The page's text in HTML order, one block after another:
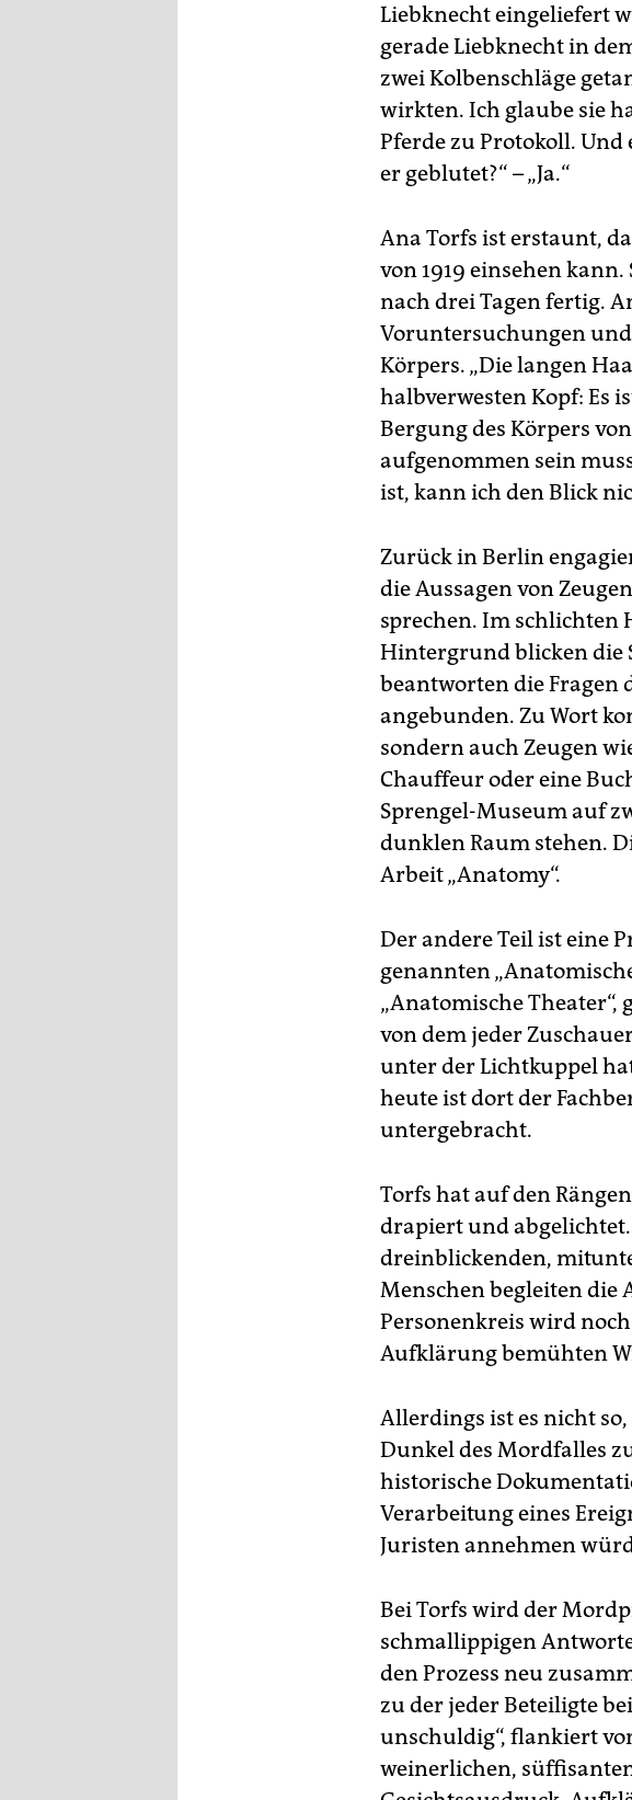
Liebknecht eingeliefert
gerade Liebknecht in
zwei Kolbenschläge
wirkten. Ich glaube sie
Pferde zu Protokoll. Und
er geblutet?“ – „Ja.“
Ana Torfs ist erstaunt,
von 1919 einsehen
nach drei Tagen fertig.
Voruntersuchungen und
Körpers. „Die langen
halbverwesten Kopf: Es
Bergung des Körpers
aufgenommen sein
ist, kann ich den Blick
Zurück in Berlin
die Aussagen von
sprechen. Im schlichten
Hintergrund blicken die
beantworten die Fragen
angebunden. Zu Wort
sondern auch Zeugen
Chauffeur oder eine
Sprengel-Museum auf
dunklen Raum stehen.
Arbeit „Anatomy“.
Der andere Teil ist eine
genannten
„Anatomische Theater“,
von dem jeder
unter der Lichtkuppel
heute ist dort der
untergebracht.
Torfs hat auf den
drapiert und
dreinblickenden,
Menschen begleiten die
Personenkreis wird
Aufklärung bemühten
Allerdings ist es nicht
Dunkel des Mordfalles
historische
Verarbeitung eines
Juristen annehmen
Bei Torfs wird der
schmallippigen
den Prozess neu
zu der jeder Beteiligte
unschuldig“, flankiert
weinerlichen,